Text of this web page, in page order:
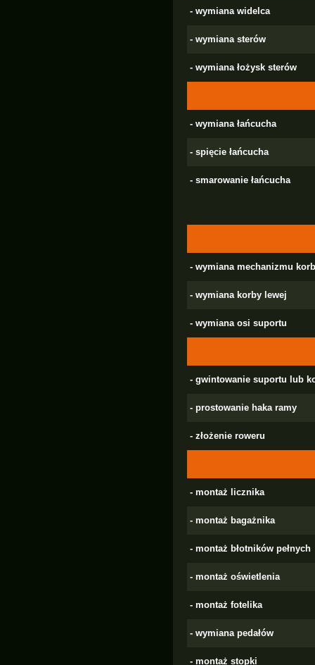
- wymiana widelca
- wymiana sterów
- wymiana łożysk sterów
- wymiana łańcucha
- spięcie łańcucha
- smarowanie łańcucha
- wymiana mechanizmu
- wymiana korby lewej
- wymiana osi suportu
- gwintowanie suportu lub
- prostowanie haka ramy
- złożenie roweru
- montaż licznika
- montaż bagażnika
- montaż błotników pełnych
- montaż oświetlenia
- montaż fotelika
- wymiana pedałów
- montaż stopki